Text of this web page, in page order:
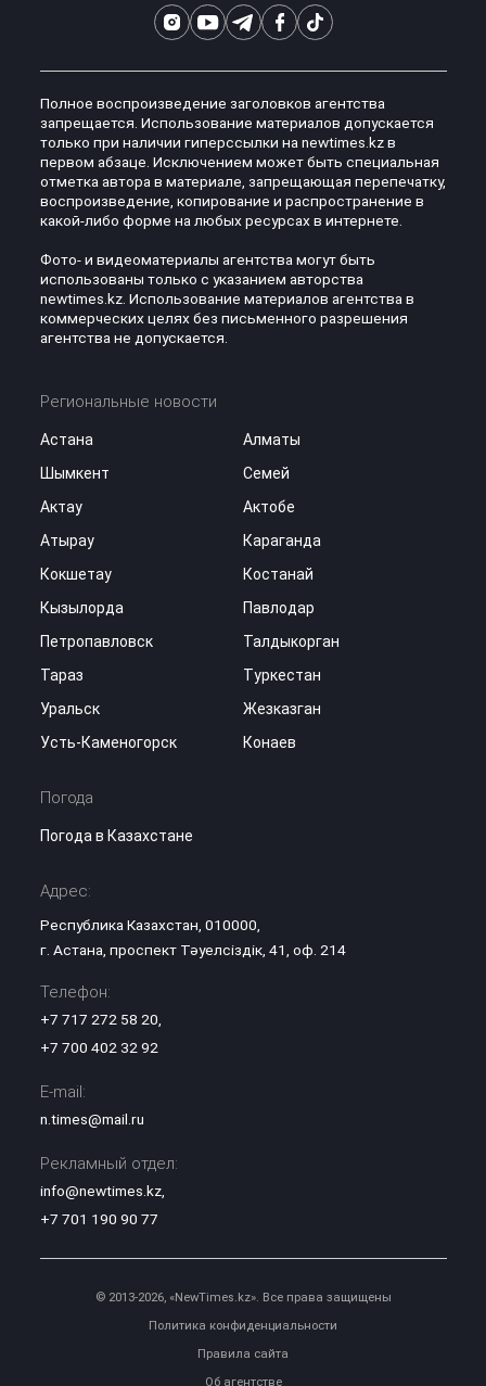
Полное воспроизведение заголовков агентства
запрещается. Использование материалов допускается
только при наличии гиперссылки на newtimes.kz в
первом абзаце. Исключением может быть специальная
отметка автора в материале, запрещающая перепечатку,
воспроизведение, копирование и распространение в
какой-либо форме на любых ресурсах в интернете.
Фото- и видеоматериалы агентства могут быть
использованы только с указанием авторства
newtimes.kz. Использование материалов агентства в
коммерческих целях без письменного разрешения
агентства не допускается.
Региональные новости
Астана
Алматы
Шымкент
Семей
Актау
Актобе
Атырау
Караганда
Кокшетау
Костанай
Кызылорда
Павлодар
Петропавловск
Талдыкорган
Тараз
Туркестан
Уральск
Жезказган
Усть-Каменогорск
Конаев
Погода
Погода в Казахстане
Адрес:
Республика Казахстан, 010000,
г. Астана, проспект Тәуелсіздік, 41, оф. 214
Телефон:
+7 717 272 58 20
+7 700 402 32 92
E-mail:
n.times@mail.ru
Рекламный отдел:
info@newtimes.kz,
+7 701 190 90 77
© 2013-2026, «NewTimes.kz». Все права защищены
Политика конфиденциальности
Правила сайта
Об агентстве